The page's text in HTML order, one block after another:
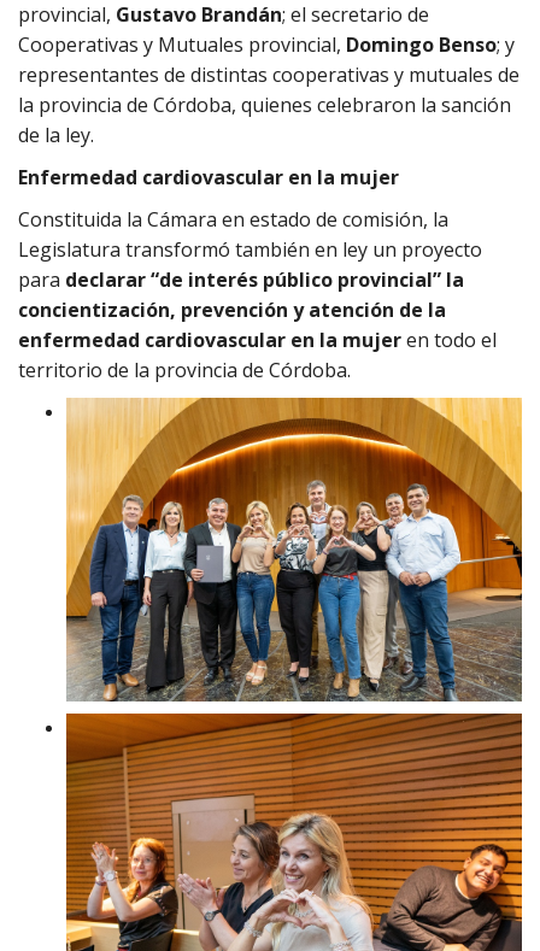
provincial, Gustavo Brandán; el secretario de
Cooperativas y Mutuales provincial, Domingo Benso; y
representantes de distintas cooperativas y mutuales de
la provincia de Córdoba, quienes celebraron la sanción
de la ley.
Enfermedad cardiovascular en la mujer
Constituida la Cámara en estado de comisión, la
Legislatura transformó también en ley un proyecto
para declarar “de interés público provincial” la
concientización, prevención y atención de la
enfermedad cardiovascular en la mujeren todo el
territorio de la provincia de Córdoba.